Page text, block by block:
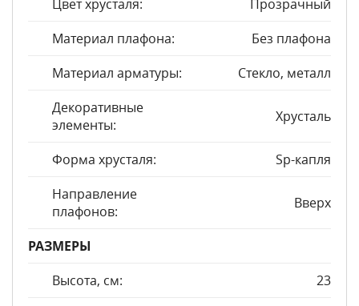
Цвет хрусталя:
Прозрачный
Материал плафона:
Без плафона
Материал арматуры:
Стекло, металл
Декоративные
элементы:
Хрусталь
Форма хрусталя:
Sp-капля
Направление
плафонов:
Вверх
РАЗМЕРЫ
Высота, см:
23